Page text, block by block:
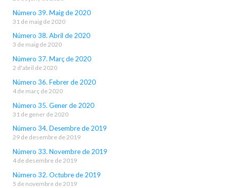
Número 39. Maig de 2020
31 de maig de 2020
Número 38. Abril de 2020
3 de maig de 2020
Número 37. Març de 2020
2 d'abril de 2020
Número 36. Febrer de 2020
4 de març de 2020
Número 35. Gener de 2020
31 de gener de 2020
Número 34. Desembre de 2019
29 de desembre de 2019
Número 33. Novembre de 2019
4 de desembre de 2019
Número 32. Octubre de 2019
5 de novembre de 2019